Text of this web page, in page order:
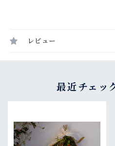
レビュー
最近チェッ